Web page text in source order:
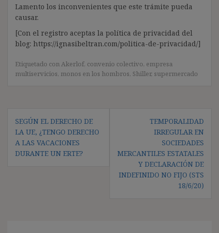
Lamento los inconvenientes que este trámite pueda
causar.
[Con el registro aceptas la política de privacidad del
blog: https://ignasibeltran.com/politica-de-privacidad/]
Etiquetado con Akerlof, convenio colectivo, empresa
multiservicios, monos en los hombros, Shiller, supermercado
Navegación
de
entradas
SEGÚN EL DERECHO DE
LA UE, ¿TENGO DERECHO
A LAS VACACIONES
DURANTE UN ERTE?
TEMPORALIDAD
IRREGULAR EN
SOCIEDADES
MERCANTILES ESTATALES
Y DECLARACIÓN DE
INDEFINIDO NO FIJO (STS
18/6/20)